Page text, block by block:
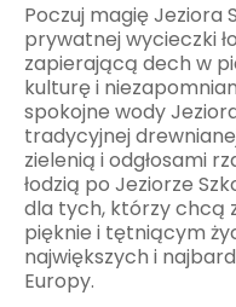
Poczuj magię Jeziora
prywatnej wycieczki
zapierającą dech w
kulturę i
spokojne wody
tradycyjnej
zielenią i odgłosami
łodzią po Jeziorze
dla tych, którzy chcą
pięknie i tętniącym
największych i
Europy.